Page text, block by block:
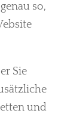
so,
Sie
und